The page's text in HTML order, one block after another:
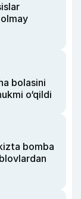
bolasini
o‘qildi
bomba